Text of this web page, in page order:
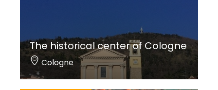
The historical center of Cologne
Cologne